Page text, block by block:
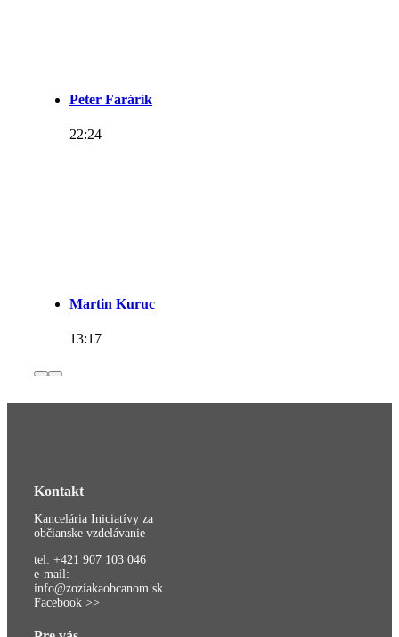
Peter Farárik
22:24
Martin Kuruc
13:17
Kontakt
Kancelária Iniciatívy za
občianske vzdelávanie
tel: +421 907 103 046
e-mail:
info@zoziakaobcanom.sk
Facebook >>